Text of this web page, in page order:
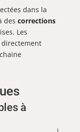
dans la
des corrections
Les
à